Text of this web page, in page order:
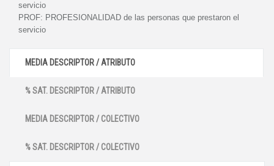
servicio
PROF: PROFESIONALIDAD de las personas que prestaron el
servicio
MEDIA DESCRIPTOR / ATRIBUTO
% SAT. DESCRIPTOR / ATRIBUTO
MEDIA DESCRIPTOR / COLECTIVO
% SAT. DESCRIPTOR / COLECTIVO